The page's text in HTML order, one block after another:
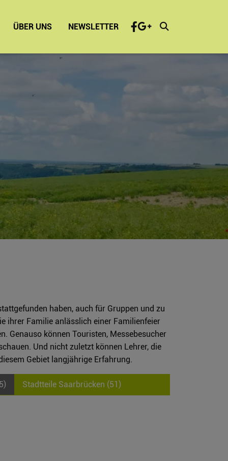
ÜBER UNS NEWSLETTER
haben, auch für Gruppen und zu
ihrer Familie anlässlich einer Familienfeier
Genauso können Touristen, Messebesucher
Und nicht zuletzt können Lehrer, die
Gebiet langjährige Erfahrung.
Stadtteile Saarbrücken (51)